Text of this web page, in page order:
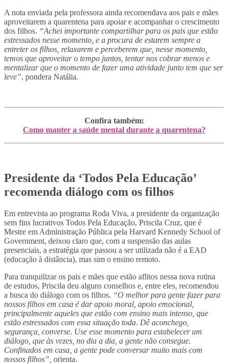
A nota enviada pela professora ainda recomendava aos pais e mães
aproveitarem a quarentena para apoiar e acompanhar o crescimento
dos filhos. “Achei importante compartilhar para os pais que estão
estressados nesse momento, e a procura de estarem sempre a
entreter os filhos, relaxarem e perceberem que, nesse momento,
temos que aproveitar o tempo juntos, tentar nos cobrar menos e
mentalizar que o momento de fazer uma atividade junto tem que ser
leve”, pondera Natália.
Confira também:
Como manter a saúde mental durante a quarentena?
Presidente da ‘Todos Pela Educação’
recomenda diálogo com os filhos
Em entrevista ao programa Roda Viva, a presidente da organização
sem fins lucrativos Todos Pela Educação, Priscila Cruz, que é
Mestre em Administração Pública pela Harvard Kennedy School of
Government, deixou claro que, com a suspensão das aulas
presenciais, a estratégia que passou a ser utilizada não é a EAD
(educação à distância), mas sim o ensino remoto.
Para tranquilizar os pais e mães que estão aflitos nessa nova rotina
de estudos, Priscila deu alguns conselhos e, entre eles, recomendou
a busca do diálogo com os filhos. “O melhor para gente fazer para
nossos filhos em casa é dar apoio moral, apoio emocional,
principalmente aqueles que estão com ensino mais intenso, que
estão estressados com essa situação toda. Dê aconchego,
segurança, converse. Use esse momento para estabelecer um
diálogo, que às vezes, no dia a dia, a gente não consegue.
Confinados em casa, a gente pode conversar muito mais com
nossos filhos”, orienta.